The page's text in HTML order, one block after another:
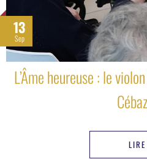
13
Sep
L’Âme heureuse : le
LIRE